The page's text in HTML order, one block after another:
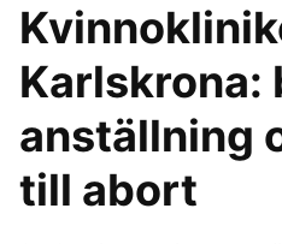
Karlskrona:
anställning
till abort